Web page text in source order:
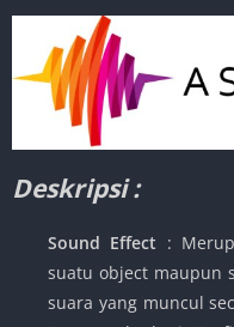
Deskripsi :
Sound Effect :
suatu object maupun
suara yang muncul